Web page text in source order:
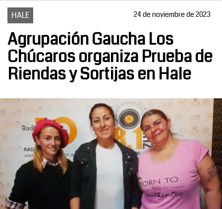
HALE 24 de noviembre de 2023
Agrupación Gaucha Los
Chúcaros organiza Prueba de
Riendas y Sortijas en Hale